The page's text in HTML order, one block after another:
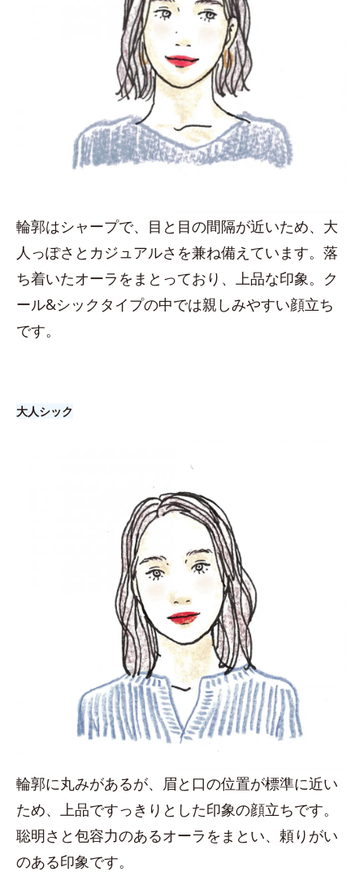
輪郭はシャープで、目と目の間隔が近いため、大
人っぽさとカジュアルさを兼ね備えています。落
ち着いたオーラをまとっており、上品な印象。ク
ール&シックタイプの中では親しみやすい顔立ち
です。
大人シック
輪郭に丸みがあるが、眉と口の位置が標準に近い
ため、上品ですっきりとした印象の顔立ちです。
聡明さと包容力のあるオーラをまとい、頼りがい
のある印象です。